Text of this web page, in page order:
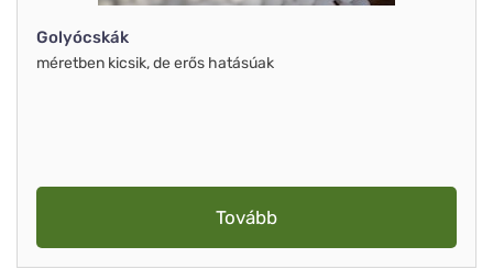
Golyócskák
méretben kicsik, de erős hatásúak
Tovább